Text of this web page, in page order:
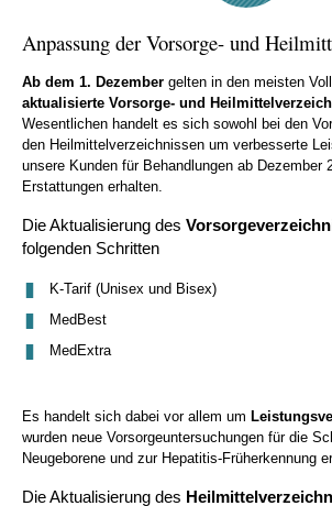
Anpassung der Vorsorge- und
Ab dem 1. Dezember gelten in den meisten
aktualisierte Vorsorge- und
Wesentlichen handelt es sich sowohl bei den
den Heilmittelverzeichnissen um verbesserte
unsere Kunden für Behandlungen ab Dezember
Erstattungen erhalten.
Die Aktualisierung des
folgenden Schritten
K-Tarif (Unisex und Bisex)
MedBest
MedExtra
Es handelt sich dabei vor allem um
wurden neue Vorsorgeuntersuchungen für die
Neugeborene und zur Hepatitis-Früherkennung
Die Aktualisierung des